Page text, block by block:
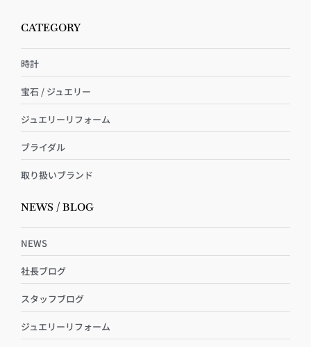
CATEGORY
時計
宝石 / ジュエリー
ジュエリーリフォーム
ブライダル
取り扱いブランド
NEWS / BLOG
NEWS
社長ブログ
スタッフブログ
ジュエリーリフォーム